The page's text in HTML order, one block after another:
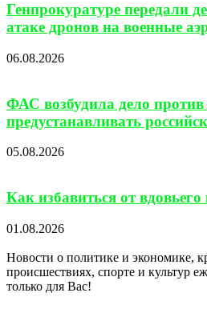
Генпрокуратуре передали
атаке дронов на военные
06.08.2026
ФАС возбудила дело против
предустанавливать
05.08.2026
Как избавиться от вдовьего
01.08.2026
Новости о политике и экономике,
происшествиях, спорте и культур
только для Вас!